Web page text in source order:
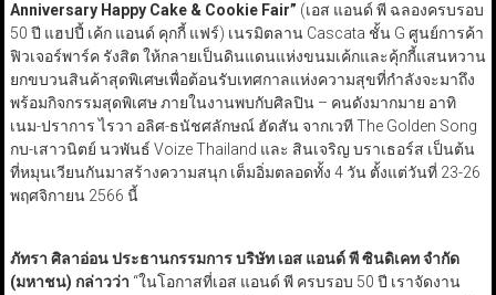
Anniversary Happy Cake & Cookie Fair” (เอส แอนด์ พี ฉลองครบรอบ
50 ปี แฮปปี้ เค้ก แอนด์ คุกกี้ แฟร์) เนรมิตลาน Cascata ชั้น G ศูนย์การค้า
ฟิวเจอร์พาร์ค รังสิต ให้กลายเป็นดินแดนแห่งขนมเค้กและคุ้กกี้แสนหวาน
ยกขบวนสินค้าสุดพิเศษเพื่อต้อนรับเทศกาลแห่งความสุขที่กำลังจะมาถึง
พร้อมกิจกรรมสุดพิเศษ ภายในงานพบกับศิลปิน – คนดังมากมาย อาทิ
เนม-ปราการ ไรวา อลิศ-ธนัชศลักษณ์ ฮัดสัน จากเวที The Golden Song
กบ-เสาวนิตย์ นวพันธ์ Voize Thailand และ สินเจริญ บราเธอร์ส เป็นต้น
ที่หมุนเวียนกันมาสร้างความสนุก เต็มอิ่มตลอดทั้ง 4 วัน ตั้งแต่วันที่ 23-26
พฤศจิกายน 2566 นี้
ภัทรา ศิลาอ่อน ประธานกรรมการ บริษัท เอส แอนด์ พี ซินดิเคท จำกัด
(มหาชน) กล่าวว่า “ในโอกาสที่เอส แอนด์ พี ครบรอบ 50 ปี เราจัดงาน